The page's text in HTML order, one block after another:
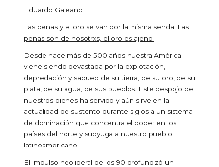
Eduardo Galeano
Las penas y el oro se van por la misma senda. Las
penas son de nosotrxs, el oro es ajeno.
Desde hace más de 500 años nuestra América
viene siendo devastada por la explotación,
depredación y saqueo de su tierra, de su oro, de su
plata, de su agua, de sus pueblos. Este despojo de
nuestros bienes ha servido y aún sirve en la
actualidad de sustento durante siglos a un sistema
de dominación que concentra el poder en los
países del norte y subyuga a nuestro pueblo
latinoamericano.
El impulso neoliberal de los 90 profundizó un